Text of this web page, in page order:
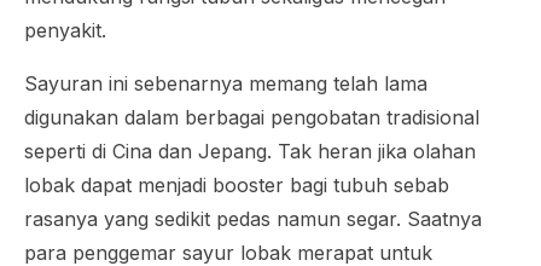
penyakit.
Sayuran ini sebenarnya memang telah lama
digunakan dalam berbagai pengobatan tradisional
seperti di Cina dan Jepang. Tak heran jika olahan
lobak dapat menjadi booster bagi tubuh sebab
rasanya yang sedikit pedas namun segar. Saatnya
para penggemar sayur lobak merapat untuk